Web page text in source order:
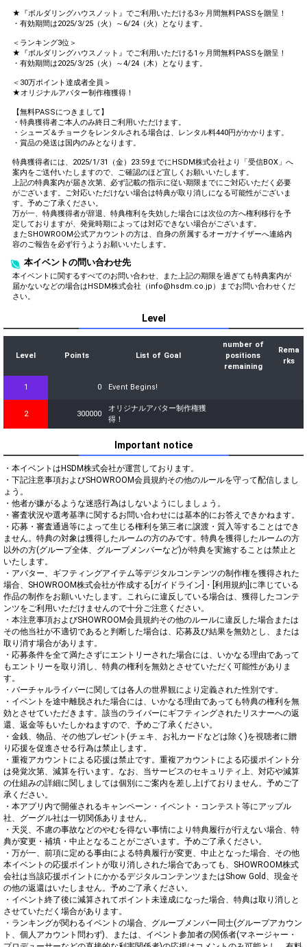
★『ボルダリングハウスノット』でご利用いただける3ヶ月間無料PASSを贈呈！
・有効期間は2025/3/25（火）～6/24（火）となります。
＜ランキング3位＞
★『ボルダリングハウスノット』でご利用いただける1ヶ月間無料PASSを贈呈！
・有効期間は2025/3/25（火）～4/24（木）となります。
＜30万ポイント達成者全員＞
★オリジナルアバター制作権獲得！
【無料PASSにつきまして】
・特典獲得者ご本人のみ終日ご利用いただけます。
・シューズ＆チョークをレンタルされる場合は、レンタル料440円がかかります。
・賞品の発送は国内のみとなります。
特典獲得者には、2025/1/31（金）23:59までにHSDM株式会社より「受信BOX」へ
案内をご送付いたしますので、ご確認のほど宜しくお願いいたします。
上記の特典案内が届き次第、必ず記載の指示に従い期限までにご対応いただく必要
がございます。ご対応いただけない場合は特典が取り消しになる可能性がございま
す。予めご了承ください。
万が一、特典獲得者が辞退、特典権利を失効した場合には次位の方へ権利移行を予
定しておりますが、発覚時期によっては対応できない場合がございます。
またSHOWROOM公式アカウントの方は、自身の所属するオーガナイザーへ連絡内
容のご報告を必ず行うようお願いいたします。
本イベントの問い合わせ先
本イベントに関するすべてのお問い合わせ、また上記の期限を過ぎても特典案内が
届かないなどの場合はHSDM株式会社（info@hsdm.co.jp）までお問い合わせくだ
さい。
Level
Level Points List of Goal
number of
positions
remaining
Rema
rks
1 0 Event Begins!
2 300000
オリジナルアバター制作権獲
得！
Important notice
・本イベントはHSDM株式会社が運営しております。
・下記注意事項およびSHOWROOM会員規約その他のルールを守って配信しまし
ょう。
・他者が嫌がるような迷惑行為はしないようにしましょう。
・審査状況や選考基準に関するお問い合わせには基本的にお答えできかねます。
・応募・審査通過等によって生じる権利を第三者に譲渡・質入等することはでき
ません。特典の対象は獲得したルームの方のみです。特典を獲得したルームの方
以外の方(グループ全体、グループメンバーなど)が特典を実施することは禁止と
いたします。
・アバター、ギフティングアイテム等デジタルコンテンツの制作権を獲得された
場合、SHOWROOM株式会社が作成する[ガイドライン]・[利用規約]に準じている
作品の制作をお願いいたします。これらに違反している場合は、獲得したコンテ
ンツをご利用いただけませんので十分ご注意ください。
・本注意事項およびSHOWROOM会員規約その他のルールに違反した場合または
その他当社が不適切であると判断した場合は、応募及び結果を無効とし、または
取り消す場合があります。
・応募条件を全て満たさずにエントリーされた場合には、いかなる理由であって
もエントリーを取り消し、特典の権利を無効とさせていただく可能性がありま
す。
・バーチャルライバーに関しては各人の世界観により定義された性別です。
・イベントを途中離脱された場合には、いかなる理由であっても特典の権利を無
効とさせていただきます。該当のライバーにギフティングされたリスナーへの返
還、返金等もいたしかねますので、予めご了承ください。
・金銭、物品、その他プレゼント(チェキ、お礼カードなどは除く)を視聴者に贈
り応援を促進させる行為は禁止します。
・重複アカウントによる応援は禁止です。重複アカウントによる応援ポイント分
は発覚次第、減算を行います。なお、当サービスのセキュリティ上、対応や減算
の仕組みの詳細に関しましては個別にご案内を差し上げておりません。予めご了
承ください。
・本アプリ内で開催されるキャンペーン・イベント・コンテスト等にアップル
社、グーグル社は一切関係ありません。
・天災、不慮の事故などのやむを得ない事情により特典履行が行えない場合、特
典が変更・補填・中止となることがございます。予めご了承ください。
・万が一、前項に定める事由による特典履行が変更、中止となった場合、その他
本イベントの応援ポイントが取り消しされた場合であっても、SHOWROOM株式
会社は当該応援ポイントにかかるデジタルコンテンツまたはShow Gold、現金そ
の他の返還はいたしません。予めご了承ください。
・イベント終了後に減算されてポイント未達成になった場合、特典は取り消しと
させていただく場合があります。
・ランキングが関わるイベントの場合、グループメンバー同士(グループアカウン
ト、個人アカウント問わず)、または、イベント参加者の関係者(マネージャー・